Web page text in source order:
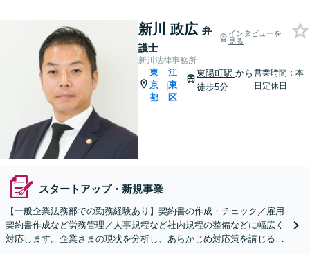
新川 政広 弁
護士
インタビューを
見る
新川法律事務所
東
京
都
|
江
東
区
東陽町駅 から
徒歩5分
営業時間：本
日定休日
スタートアップ・新規事業
【一般企業法務部での勤務経験あり】契約書の作成・チェック／雇用
契約書作成など労務管理／人事規程など社内規程の整備などに幅広く
対応します。企業さまの現状を分析し、あらかじめ対応策を講じる予